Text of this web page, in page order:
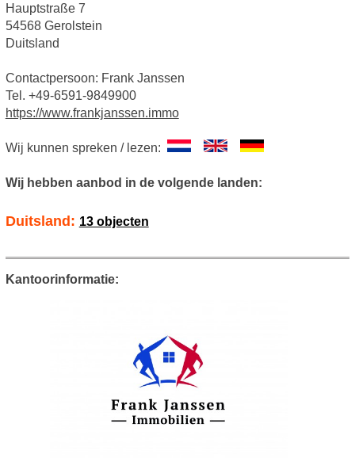
Hauptstraße 7
54568 Gerolstein
Duitsland
Contactpersoon: Frank Janssen
Tel. +49-6591-9849900
https://www.frankjanssen.immo
Wij kunnen spreken / lezen:
Wij hebben aanbod in de volgende landen:
Duitsland: 13 objecten
Kantoorinformatie: